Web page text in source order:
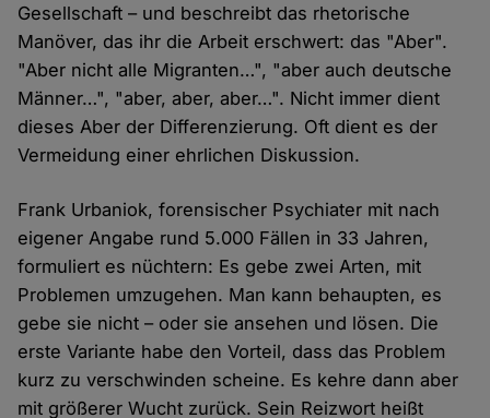
Gesellschaft – und beschreibt das rhetorische
Manöver, das ihr die Arbeit erschwert: das "Aber".
"Aber nicht alle Migranten…", "aber auch deutsche
Männer…", "aber, aber, aber…". Nicht immer dient
dieses Aber der Differenzierung. Oft dient es der
Vermeidung einer ehrlichen Diskussion.
Frank Urbaniok, forensischer Psychiater mit nach
eigener Angabe rund 5.000 Fällen in 33 Jahren,
formuliert es nüchtern: Es gebe zwei Arten, mit
Problemen umzugehen. Man kann behaupten, es
gebe sie nicht – oder sie ansehen und lösen. Die
erste Variante habe den Vorteil, dass das Problem
kurz zu verschwinden scheine. Es kehre dann aber
mit größerer Wucht zurück. Sein Reizwort heißt